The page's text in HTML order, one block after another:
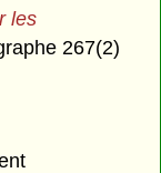
les
267(2)